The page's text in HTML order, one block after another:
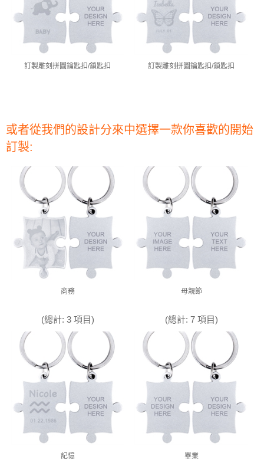
訂製雕刻拼圖鑰匙扣/鎖匙扣 訂製雕刻拼圖鑰匙扣/鎖匙扣
或者從我們的設計分來中選擇一款你喜歡的開始
訂製:
商務
(總計: 3 項目)
母親節
(總計: 7 項目)
記憶 畢業